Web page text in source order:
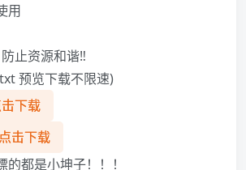
用
止资源和谐‼️
预览下载不限速)
下载
点击下载
都是小坤子！！！